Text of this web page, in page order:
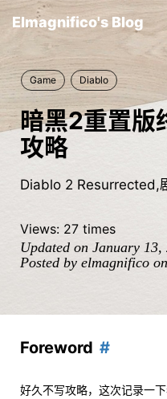
Elmagnifico's Blog
Game Diablo
暗黑2重置版
攻略
Diablo 2 Resurrected,
Views: 27 times
Updated on January 13,
Posted by elmagnifico
Foreword
好久不写攻略，这次记录一